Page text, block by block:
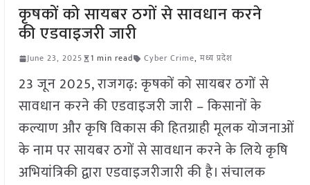
कृषकों को सायबर ठगों से सावधान करने
की एडवाइजरी जारी
June 23, 2025 1 min read Cyber Crime, मध्य प्रदेश
23 जून 2025, राजगढ़: कृषकों को सायबर ठगों से
सावधान करने की एडवाइजरी जारी – किसानों के
कल्याण और कृषि विकास की हितग्राही मूलक योजनाओं
के नाम पर सायबर ठगों से सावधान करने के लिये कृषि
अभियांत्रिकी द्वारा एडवाइजरीजारी की है। संचालक